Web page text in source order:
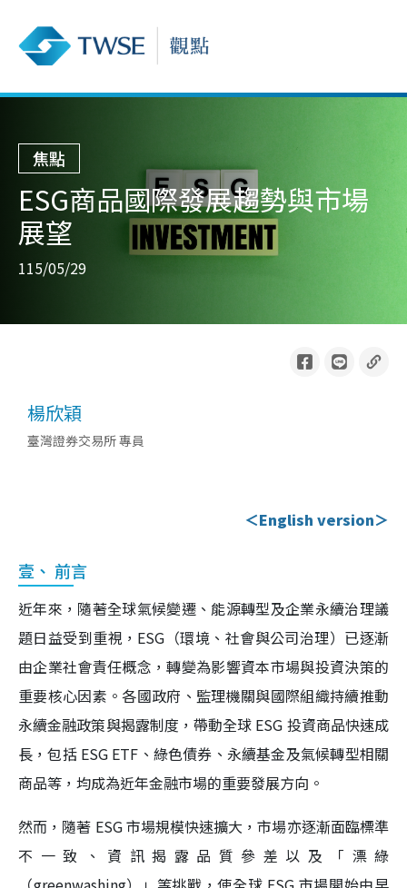
焦點
ESG商品國際發展趨勢與市場
展望
115/05/29
楊欣穎
臺灣證券交易所 專員
＜English version＞
壹、 前言
近年來，隨著全球氣候變遷、能源轉型及企業永續治理議
題日益受到重視，ESG（環境、社會與公司治理）已逐漸
由企業社會責任概念，轉變為影響資本市場與投資決策的
重要核心因素。各國政府、監理機關與國際組織持續推動
永續金融政策與揭露制度，帶動全球 ESG 投資商品快速成
長，包括 ESG ETF、綠色債券、永續基金及氣候轉型相關
商品等，均成為近年金融市場的重要發展方向。
然而，隨著 ESG 市場規模快速擴大，市場亦逐漸面臨標準
不一致、資訊揭露品質參差以及「漂綠